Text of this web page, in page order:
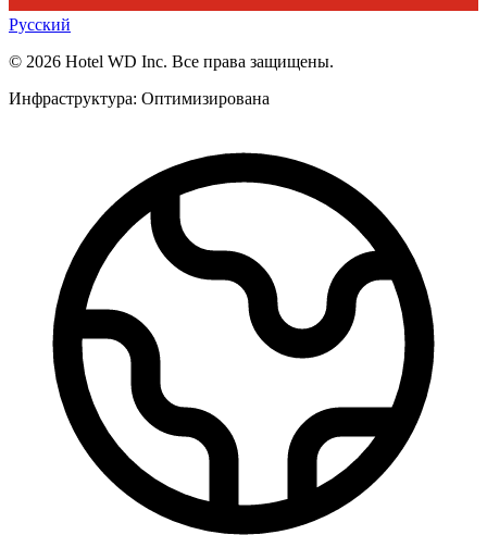
Русский
© 2026 Hotel WD Inc. Все права защищены.
Инфраструктура: Оптимизирована